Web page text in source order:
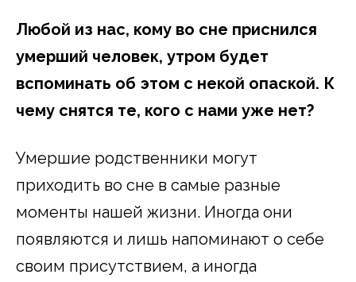
Любой из нас, кому во сне приснился
умерший человек, утром будет
вспоминать об этом с некой опаской. К
чему снятся те, кого с нами уже нет?
Умершие родственники могут
приходить во сне в самые разные
моменты нашей жизни. Иногда они
появляются и лишь напоминают о себе
своим присутствием, а иногда